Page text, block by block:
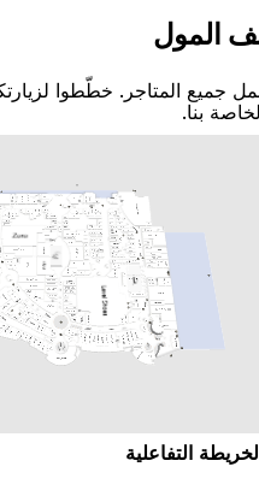
اﻟﻤﻮﻝ
ﺟﻤﻴﻊ اﻟﻤﺘﺎﺟﺮ. ﺧﻄّﻄﻮا
ﺑﻨﺎ.
اﻟﺘﻔﺎﻋﻠﻴﺔ